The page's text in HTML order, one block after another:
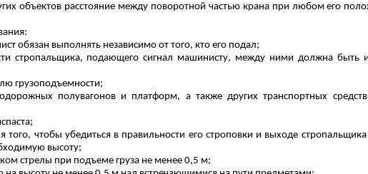
объектов расстояние между поворотной частью крана при любом его
обязан выполнять независимо от того, кто его подал;
стропальщика, подающего сигнал машинисту, между ними должна быть
грузоподъемности;
полувагонов и платформ, а также других транспортных
чтобы убедиться в правильности его строповки и выходе
высоту;
стрелы при подъеме груза не менее 0,5 м;